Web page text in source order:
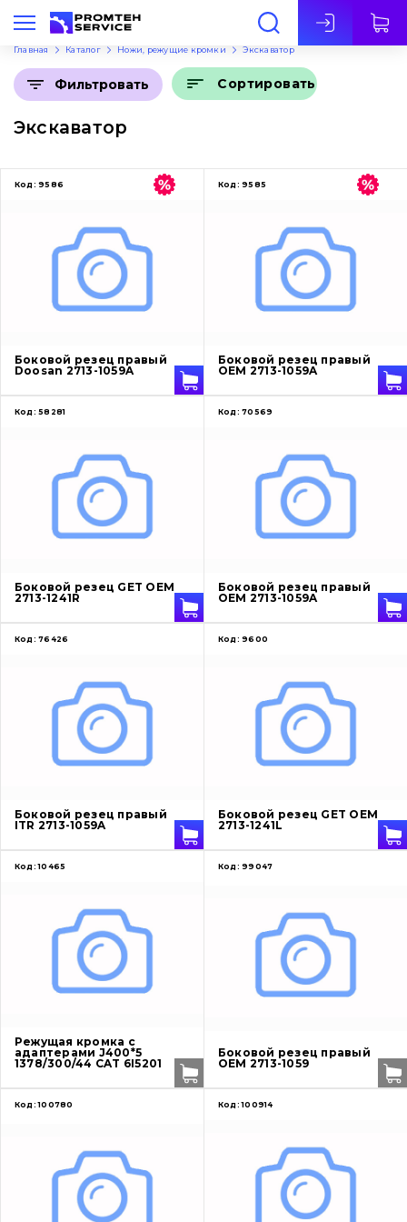
Рус
Контакты
Каталог
Фильтры и смазочные материалы
Главная Каталог Ножи, режущие кромки Экскаватор
Экскаватор
Фильтровать Сортировать
Код: 9586
Боковой резец правый
Doosan 2713-1059A
Код: 9585
Боковой резец правый
OEM 2713-1059A
Код: 58281
Боковой резец GET OEM
2713-1241R
Код: 70569
Боковой резец правый
OEM 2713-1059A
Код: 76426
Боковой резец правый
ITR 2713-1059A
Код: 9600
Боковой резец GET OEM
2713-1241L
Код: 10465
Режущая кромка с
адаптерами J400*5
1378/300/44 CAT 6I5201
Код: 99047
Боковой резец правый
OEM 2713-1059
Код: 100780 Код: 100914